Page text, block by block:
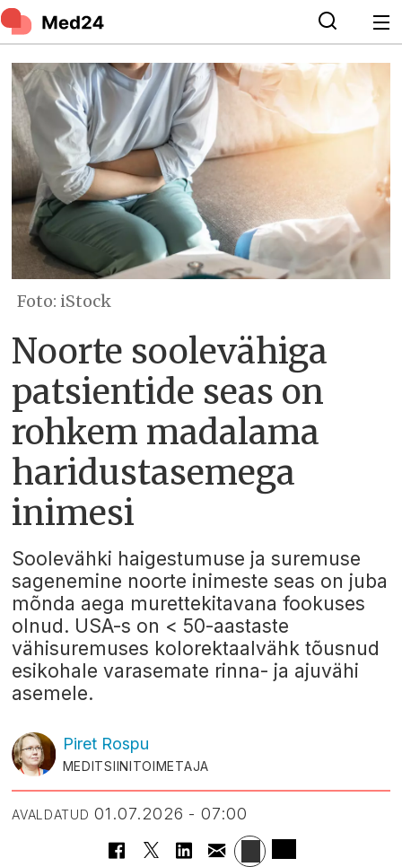
Foto: iStock
Noorte soolevähiga
patsientide seas on
rohkem madalama
haridustasemega
inimesi
Soolevähki haigestumuse ja suremuse
sagenemine noorte inimeste seas on juba
mõnda aega murettekitavana fookuses
olnud. USA-s on < 50-aastaste
vähisuremuses kolorektaalvähk tõusnud
esikohale varasemate rinna- ja ajuvähi
asemele.
Piret Rospu
MEDITSIINITOIMETAJA
AVALDATUD 01.07.2026 - 07:00